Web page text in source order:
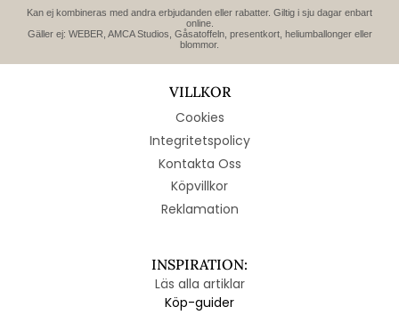
Kan ej kombineras med andra erbjudanden eller rabatter. Giltig i sju dagar enbart
online.
Gäller ej: WEBER, AMCA Studios, Gåsatoffeln, presentkort, heliumballonger eller
blommor.
VILLKOR
Cookies
Integritetspolicy
Kontakta Oss
Köpvillkor
Reklamation
INSPIRATION:
Läs alla artiklar
Köp-guider